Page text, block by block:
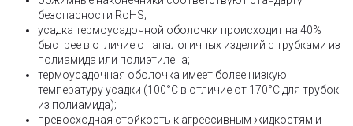
безопасности RoHS;
усадка термоусадочной оболочки происходит на 40%
быстрее в отличие от аналогичных изделий с трубками из
полиамида или полиэтилена;
термоусадочная оболочка имеет более низкую
температуру усадки (100°C в отличие от 170°C для трубок
из полиамида);
превосходная стойкость к агрессивным жидкостям и